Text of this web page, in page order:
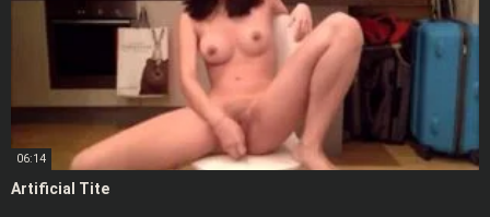
06:14
Artificial Tite